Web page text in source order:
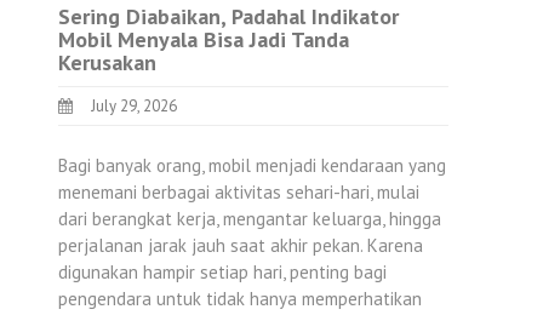
Sering Diabaikan, Padahal Indikator
Mobil Menyala Bisa Jadi Tanda
Kerusakan
July 29, 2026
Bagi banyak orang, mobil menjadi kendaraan yang
menemani berbagai aktivitas sehari-hari, mulai
dari berangkat kerja, mengantar keluarga, hingga
perjalanan jarak jauh saat akhir pekan. Karena
digunakan hampir setiap hari, penting bagi
pengendara untuk tidak hanya memperhatikan